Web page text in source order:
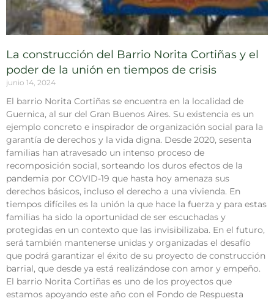
La construcción del Barrio Norita Cortiñas y el
poder de la unión en tiempos de crisis
junio 14, 2024
El barrio Norita Cortiñas se encuentra en la localidad de
Guernica, al sur del Gran Buenos Aires. Su existencia es un
ejemplo concreto e inspirador de organización social para la
garantía de derechos y la vida digna. Desde 2020, sesenta
familias han atravesado un intenso proceso de
recomposición social, sorteando los duros efectos de la
pandemia por COVID-19 que hasta hoy amenaza sus
derechos básicos, incluso el derecho a una vivienda. En
tiempos difíciles es la unión la que hace la fuerza y para estas
familias ha sido la oportunidad de ser escuchadas y
protegidas en un contexto que las invisibilizaba. En el futuro,
será también mantenerse unidas y organizadas el desafío
que podrá garantizar el éxito de su proyecto de construcción
barrial, que desde ya está realizándose con amor y empeño.
El barrio Norita Cortiñas es uno de los proyectos que
estamos apoyando este año con el Fondo de Respuesta